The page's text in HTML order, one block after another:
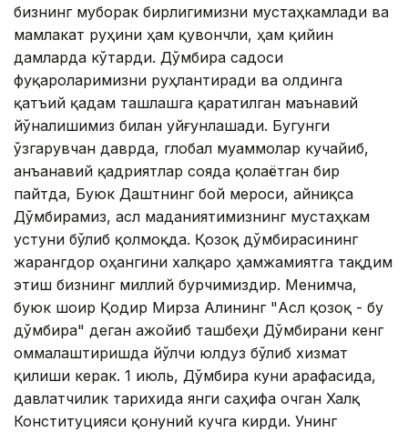
бизнинг муборак бирлигимизни мустаҳкамлади ва
мамлакат руҳини ҳам қувончли, ҳам қийин
дамларда кўтарди. Дўмбира садоси
фуқароларимизни руҳлантиради ва олдинга
қатъий қадам ташлашга қаратилган маънавий
йўналишимиз билан уйғунлашади. Бугунги
ўзгарувчан даврда, глобал муаммолар кучайиб,
анъанавий қадриятлар сояда қолаётган бир
пайтда, Буюк Даштнинг бой мероси, айниқса
Дўмбирамиз, асл маданиятимизнинг мустаҳкам
устуни бўлиб қолмоқда. Қозоқ дўмбирасининг
жарангдор оҳангини халқаро ҳамжамиятга тақдим
этиш бизнинг миллий бурчимиздир. Менимча,
буюк шоир Қодир Мирза Алининг "Асл қозоқ - бу
дўмбира" деган ажойиб ташбеҳи Дўмбирани кенг
оммалаштиришда йўлчи юлдуз бўлиб хизмат
қилиши керак. 1 июль, Дўмбира куни арафасида,
давлатчилик тарихида янги саҳифа очган Халқ
Конституцияси қонуний кучга кирди. Унинг